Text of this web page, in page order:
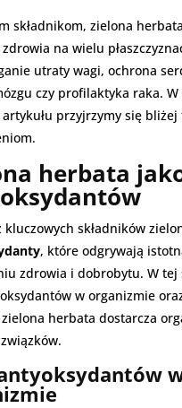
składnikom, zielona
na wielu
utraty wagi, ochrona
czy profilaktyka raka. W
przyjrzymy się bliżej
herbata
kluczowych składników
, które odgrywają
zdrowia i dobrobytu. W tej
w organizmie
herbata dostarcza